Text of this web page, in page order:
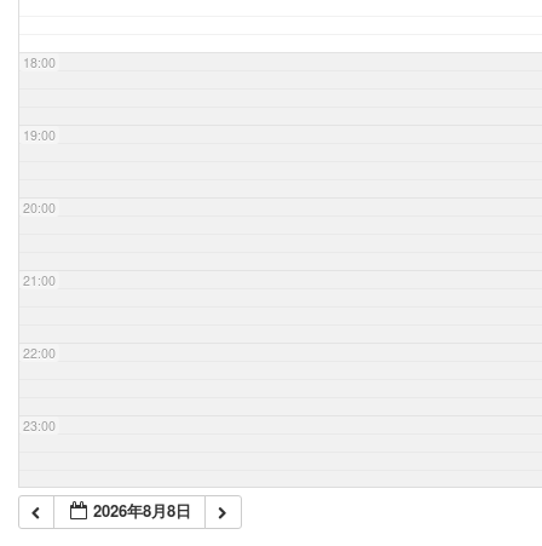
18:00
19:00
20:00
21:00
22:00
23:00
2026年8月8日